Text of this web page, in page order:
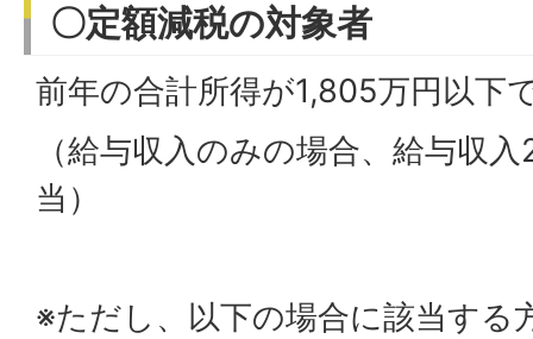
〇定額減税の対象者
前年の合計所得が1,805万円以下
（給与収入のみの場合、給与収
当）
※ただし、以下の場合に該当する